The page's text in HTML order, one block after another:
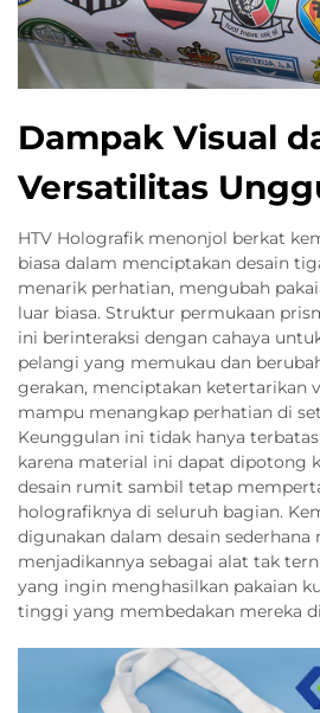
Dampak Visual
Versatilitas
HTV Holografik menonjol berkat
biasa dalam menciptakan desain
menarik perhatian, mengubah
luar biasa. Struktur permukaan
ini berinteraksi dengan cahaya
pelangi yang memukau dan
gerakan, menciptakan ketertarikan
mampu menangkap perhatian di
Keunggulan ini tidak hanya
karena material ini dapat dipotong
desain rumit sambil tetap
holografiknya di seluruh bagian.
digunakan dalam desain
menjadikannya sebagai alat tak
yang ingin menghasilkan pakaian
tinggi yang membedakan mereka